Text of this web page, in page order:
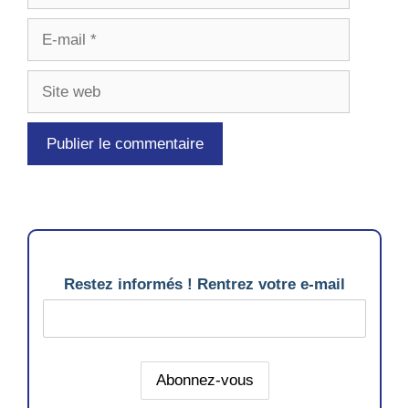
Restez informés ! Rentrez votre e-mail